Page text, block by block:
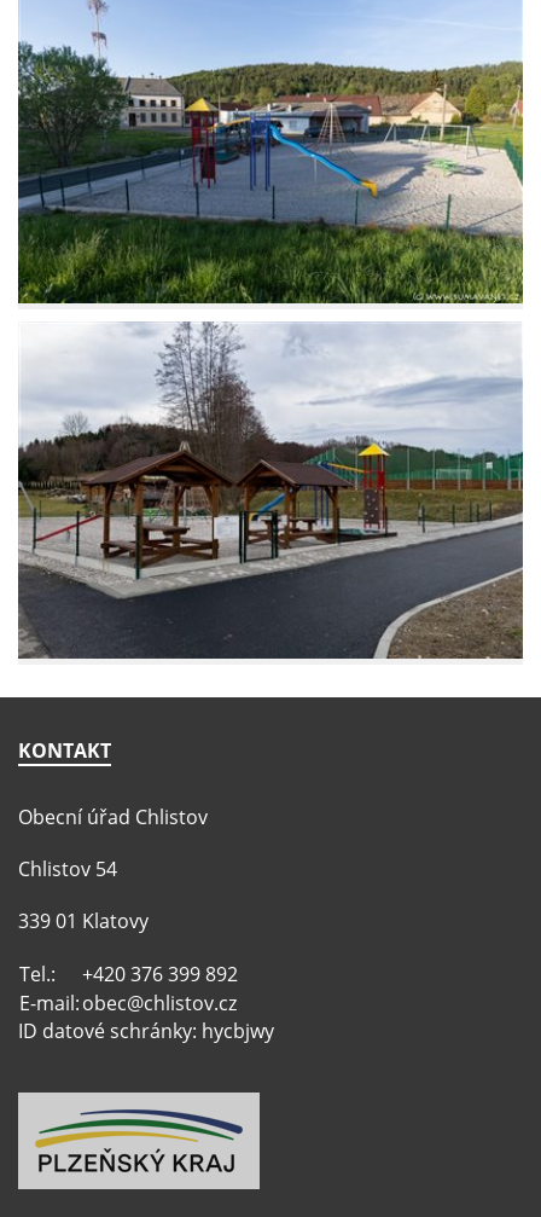
KONTAKT
Obecní úřad Chlistov
Chlistov 54
339 01 Klatovy
Tel.:
+420 376 399 892
E-mail:obec@chlistov.cz
ID datové schránky: hycbjwy